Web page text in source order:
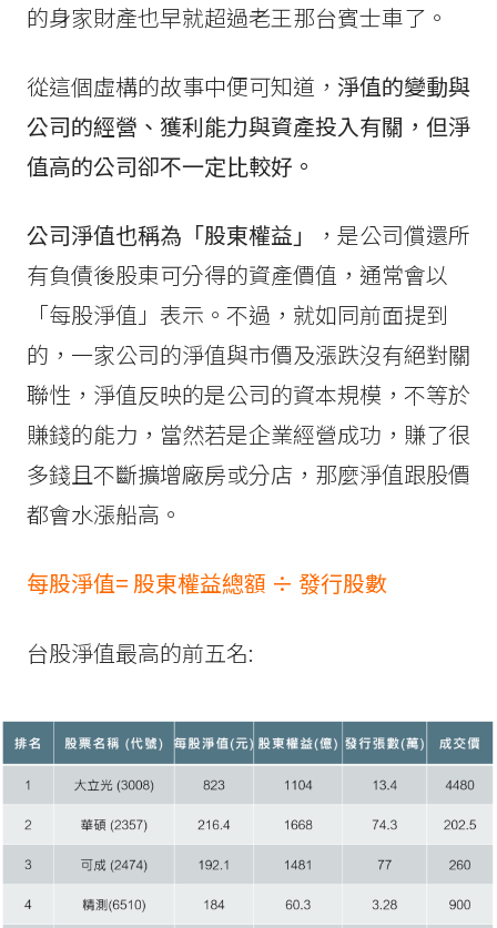
的身家財產也早就超過老王那台賓士車了。
從這個虛構的故事中便可知道， 淨值的變動與
公司的經營、獲利能力與資產投入有關，但淨
值高的公司卻不一定比較好。
公司淨值也稱為「股東權益」
，是公司償還所
有負債後股東可分得的資產價值，通常會以
「每股淨值」表示。不過，就如同前面提到
的，一家公司的淨值與市價及漲跌沒有絕對關
聯性，淨值反映的是公司的資本規模，不等於
賺錢的能力，當然若是企業經營成功，賺了很
多錢且不斷擴增廠房或分店，那麼淨值跟股價
都會水漲船高。
每股淨值= 股東權益總額 ÷ 發行股數
台股淨值最高的前五名: